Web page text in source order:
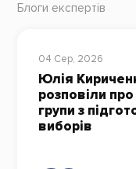
Блоги експертів
04 Сер, 2026
Юлія
розповіли
групи з
виборів